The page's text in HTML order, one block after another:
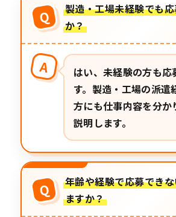
Q
製造・工場未経験でも
か？
A
はい、未経験の方も応
す。製造・工場の派遣
方にも仕事内容を分か
説明します。
Q
年齢や経験で応募でき
ますか？